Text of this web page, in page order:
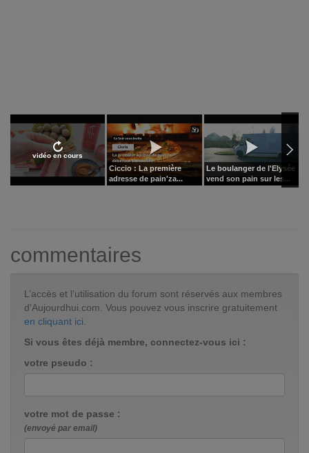
vidéo en cours
Ciccio : La première
adresse de pain'za...
Le boulanger de l'Elysée
vend son pain sur les...
commentaires
L’accès et l’utilisation du forum sont réservés aux membres
d'Aujourdhui.com. Vous pouvez vous inscrire gratuitement
en cliquant ici.
Si vous êtes déjà membre, connectez-vous ici :
votre pseudo :
votre mot de passe :
(envoyé par email)